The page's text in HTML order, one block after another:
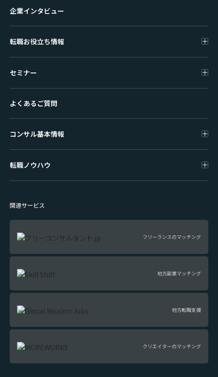
企業インタビュー
転職お役立ち情報
セミナー
よくあるご質問
コンサル基本情報
転職ノウハウ
関連サービス
フリーランスのマッチング
地方副業マッチング
地方転職支援
クリエイターのマッチング